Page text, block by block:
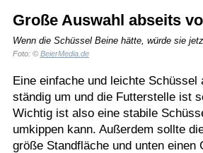
Große Auswahl abseits
Wenn die Schüssel Beine hätte, würde sie
Foto: © BeierMedia.de
Eine einfache und leichte Schüssel
ständig um und die Futterstelle ist
Wichtig ist also eine stabile
umkippen kann. Außerdem sollte
größe Standfläche und unten einen